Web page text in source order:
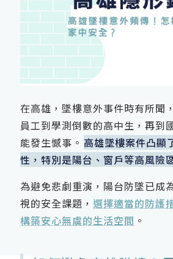
在高雄，墜樓意外事件時有所聞
員工到學測倒數的高中生，再到
能發生憾事。 高雄墜樓案件凸顯
性，特別是陽台、窗戶等高風險
為避免悲劇重演，陽台防墜已成
視的安全課題， 選擇適當的防護
構築安心無虞的生活空間 。